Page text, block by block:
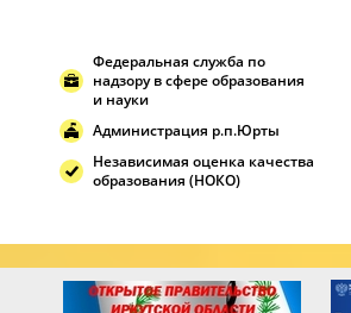
Федеральная служба по
надзору в сфере образования
и науки
Администрация р.п.Юрты
Независимая оценка качества
образования (НОКО)